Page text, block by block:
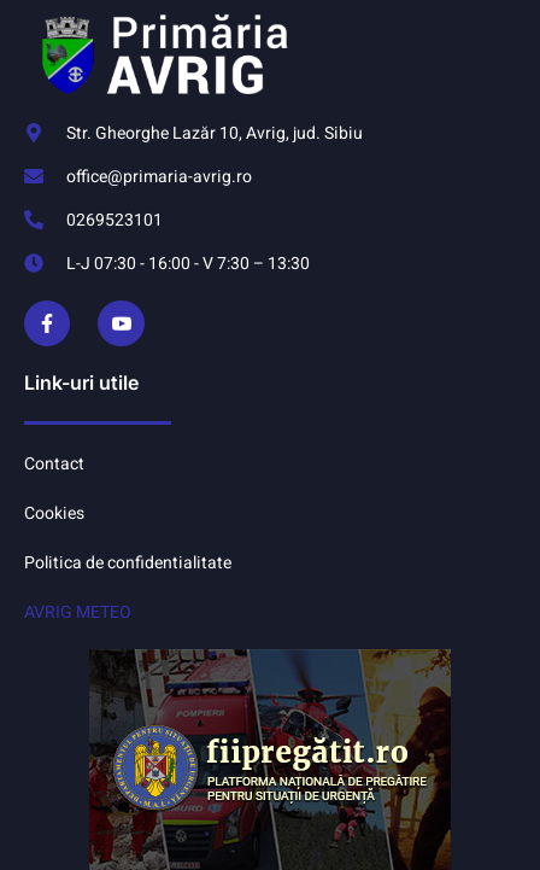
Str. Gheorghe Lazăr 10, Avrig, jud. Sibiu
office@primaria-avrig.ro
0269523101
L-J 07:30 - 16:00 - V 7:30 – 13:30
Link-uri utile
Contact
Cookies
Politica de confidentialitate
AVRIG METEO